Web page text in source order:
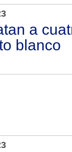
a
blanco